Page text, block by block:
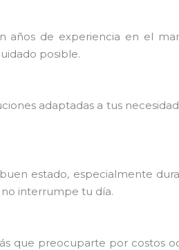
de experiencia en el
posible.
adaptadas a tus
estado, especialmente
interrumpe tu día.
que preocuparte por costos